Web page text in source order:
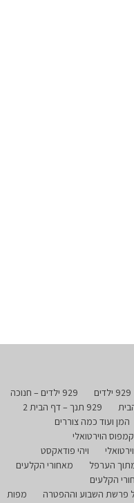
929 ילדים
929 ילדים – חנוכה
929 תנך – דף הבית 2
המן ועוד כמה צוררים
הוירטואלי
ויהי פודאקסט
הערפל
מאחורי הקלעים
הקלעים
פרשת השבוע וההפטרה
מפות